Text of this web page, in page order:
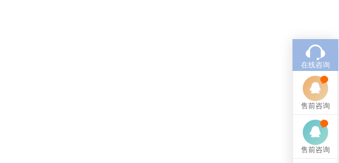
在线咨询
售前咨询
售前咨询